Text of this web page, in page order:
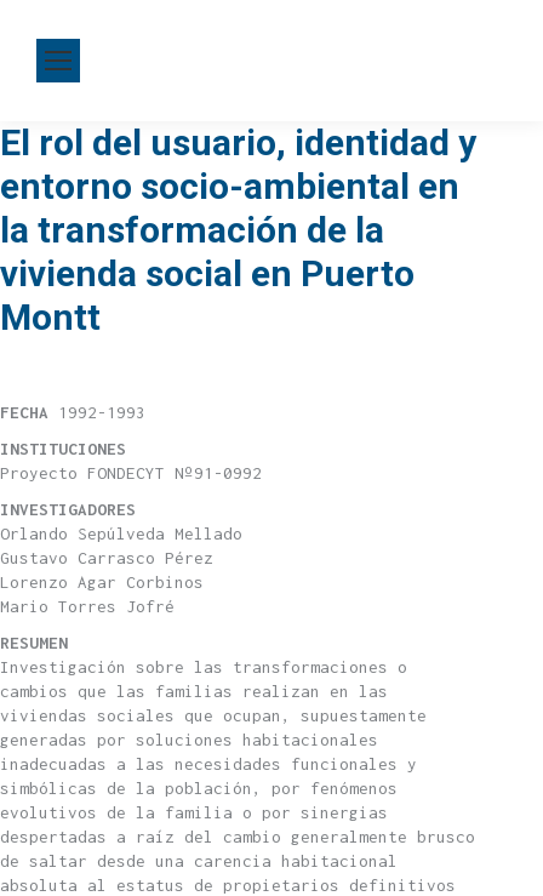
El rol del usuario, identidad y
entorno socio-ambiental en
la transformación de la
vivienda social en Puerto
Montt
FECHA
1992-1993
INSTITUCIONES
Proyecto FONDECYT Nº91-0992
INVESTIGADORES
Orlando Sepúlveda Mellado
Gustavo Carrasco Pérez
Lorenzo Agar Corbinos
Mario Torres Jofré
RESUMEN
Investigación sobre las transformaciones o
cambios que las familias realizan en las
viviendas sociales que ocupan, supuestamente
generadas por soluciones habitacionales
inadecuadas a las necesidades funcionales y
simbólicas de la población, por fenómenos
evolutivos de la familia o por sinergias
despertadas a raíz del cambio generalmente brusco
de saltar desde una carencia habitacional
absoluta al estatus de propietarios definitivos